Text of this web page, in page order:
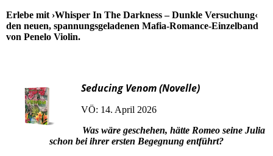
Erlebe mit ›Whisper In The Darkness – Dunkle Versuchung‹
den neuen, spannungsgeladenen Mafia-Romance-Einzelband
von Penelo Violin.
Seducing Venom (Novelle)
VÖ: 14. April 2026
Was wäre geschehen, hätte Romeo seine Julia
schon bei ihrer ersten Begegnung entführt?